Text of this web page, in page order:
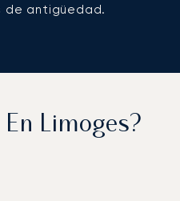
de antigüedad.
Limoges?